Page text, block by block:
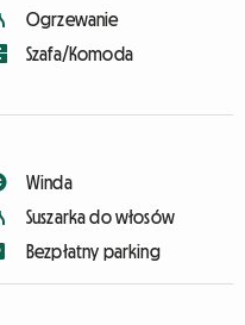
Ogrzewanie
Szafa/Komoda
Winda
Suszarka do włosów
Bezpłatny parking